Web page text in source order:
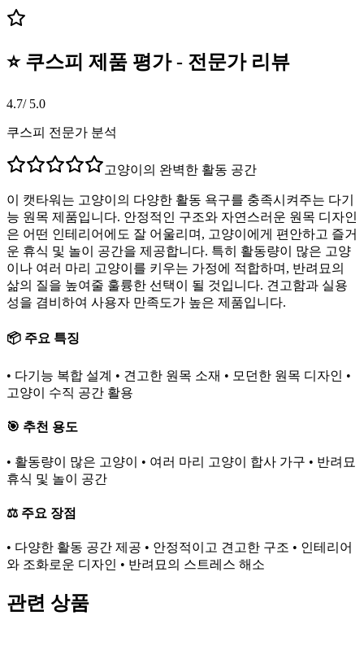
⭐ 쿠스피 제품 평가 - 전문가 리뷰
4.7/ 5.0
쿠스피 전문가 분석
고양이의 완벽한 활동 공간
이 캣타워는 고양이의 다양한 활동 욕구를 충족시켜주는 다기
능 원목 제품입니다. 안정적인 구조와 자연스러운 원목 디자인
은 어떤 인테리어에도 잘 어울리며, 고양이에게 편안하고 즐거
운 휴식 및 놀이 공간을 제공합니다. 특히 활동량이 많은 고양
이나 여러 마리 고양이를 키우는 가정에 적합하며, 반려묘의
삶의 질을 높여줄 훌륭한 선택이 될 것입니다. 견고함과 실용
성을 겸비하여 사용자 만족도가 높은 제품입니다.
📦 주요 특징
• 다기능 복합 설계 • 견고한 원목 소재 • 모던한 원목 디자인 •
고양이 수직 공간 활용
🎯 추천 용도
• 활동량이 많은 고양이 • 여러 마리 고양이 합사 가구 • 반려묘
휴식 및 놀이 공간
⚖️ 주요 장점
• 다양한 활동 공간 제공 • 안정적이고 견고한 구조 • 인테리어
와 조화로운 디자인 • 반려묘의 스트레스 해소
관련 상품